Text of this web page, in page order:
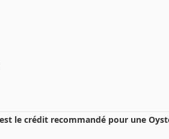
le crédit recommandé pour une